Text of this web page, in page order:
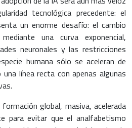
tecnológica precedente: el
un enorme desafío: el cambio
una curva exponencial,
neuronales y las restricciones
humana sólo se aceleran de
línea recta con apenas algunas
global, masiva, acelerada
para evitar que el analfabetismo